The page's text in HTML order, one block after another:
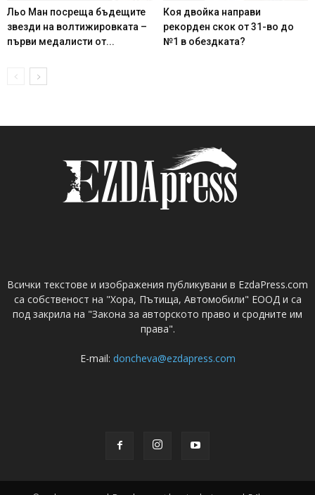
Льо Ман посреща бъдещите
звезди на волтижировката –
първи медалисти от...
Коя двойка направи
рекорден скок от 31-во до
№1 в обездката?
Всички текстове и изображения публикувани в EzdaPress.com
са собственост на "Хора, Пътища, Автомобили" ЕООД и са
под закрила на "Закона за авторското право и сродните им
права".
E-mail: doncheva@ezdapress.com